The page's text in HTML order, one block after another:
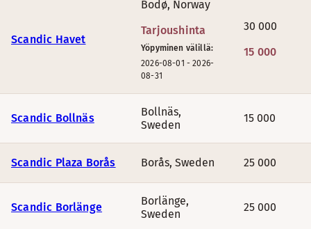
Scandic Havet
Bodø, Norway
Tarjoushinta
Yöpyminen välillä:
2026-08-01 -2026-
08-31
30 000
15 000
Scandic Bollnäs Bollnäs,
Sweden
15 000
Scandic Plaza Borås Borås, Sweden 25 000
Scandic Borlänge Borlänge,
Sweden
25 000